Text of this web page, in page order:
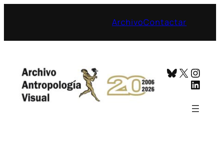
ArchivoContactar
Bluesky
X